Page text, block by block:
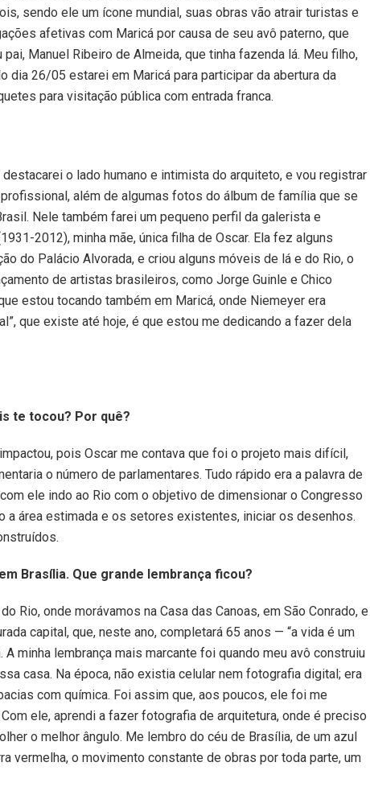
sendo ele um ícone mundial, suas obras vão atrair turistas e
afetivas com Maricá por causa de seu avô paterno, que
Manuel Ribeiro de Almeida, que tinha fazenda lá. Meu filho,
dia 26/05 estarei em Maricá para participar da abertura da
para visitação pública com entrada franca.
o lado humano e intimista do arquiteto, e vou registrar
além de algumas fotos do álbum de família que se
Nele também farei um pequeno perfil da galerista e
2012), minha mãe, única filha de Oscar. Ela fez alguns
do Palácio Alvorada, e criou alguns móveis de lá e do Rio, o
de artistas brasileiros, como Jorge Guinle e Chico
estou tocando também em Maricá, onde Niemeyer era
que existe até hoje, é que estou me dedicando a fazer dela
te tocou? Por quê?
pois Oscar me contava que foi o projeto mais difícil,
o número de parlamentares. Tudo rápido era a palavra de
ele indo ao Rio com o objetivo de dimensionar o Congresso
a área estimada e os setores existentes, iniciar os desenhos.
Brasília. Que grande lembrança ficou?
Rio, onde morávamos na Casa das Canoas, em São Conrado, e
capital, que, neste ano, completará 65 anos — “a vida é um
minha lembrança mais marcante foi quando meu avô construiu
casa. Na época, não existia celular nem fotografia digital; era
com química. Foi assim que, aos poucos, ele foi me
ele, aprendi a fazer fotografia de arquitetura, onde é preciso
o melhor ângulo. Me lembro do céu de Brasília, de um azul
vermelha, o movimento constante de obras por toda parte, um